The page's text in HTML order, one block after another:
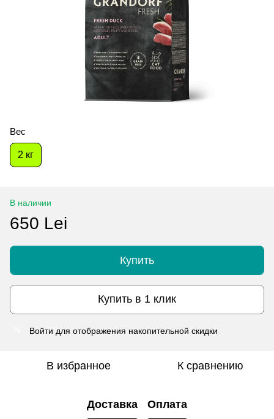
Вес
2 кг
В наличии
650 Lei
Купить
Купить в 1 клик
Войти для отображения накопительной скидки
В избранное К сравнению
Доставка Оплата